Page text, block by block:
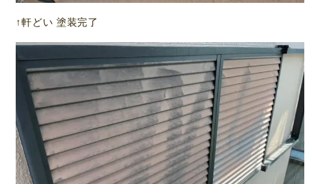
↑軒どい 塗装完了